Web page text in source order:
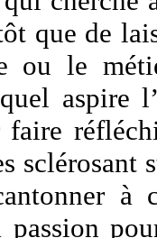
que de
ou le
aspire
faire
sclérosant
à
passion